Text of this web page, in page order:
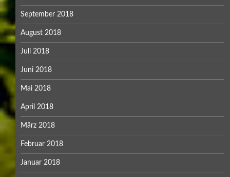
September 2018
August 2018
Juli 2018
Juni 2018
Mai 2018
April 2018
März 2018
Februar 2018
Januar 2018